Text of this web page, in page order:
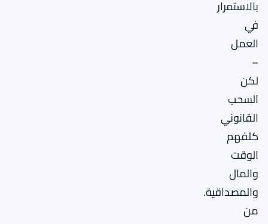
بالاستمرار
في
العمل
–
لكن
السحب
القانوني
كلفهم
الوقت
والمال
والمصداقية.
من